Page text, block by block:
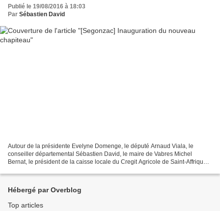
Publié le 19/08/2016 à 18:03
Par Sébastien David
Autour de la présidente Evelyne Domenge, le député Arnaud Viala, le
conseiller départemental Sébastien David, le maire de Vabres Michel
Bernat, le président de la caisse locale du Cregit Agricole de Saint-Affrique
Hébergé par Overblog
Top articles